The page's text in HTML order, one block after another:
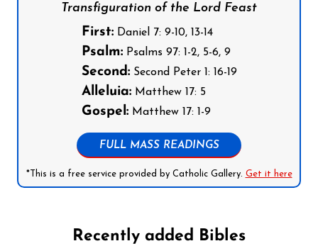
Transfiguration of the Lord Feast
First:Daniel 7: 9-10, 13-14
Psalm:Psalms 97: 1-2, 5-6, 9
Second:Second Peter 1: 16-19
Alleluia:Matthew 17: 5
Gospel:Matthew 17: 1-9
FULL MASS READINGS
*This is a free service provided by Catholic Gallery. Get it here
Recently added Bibles